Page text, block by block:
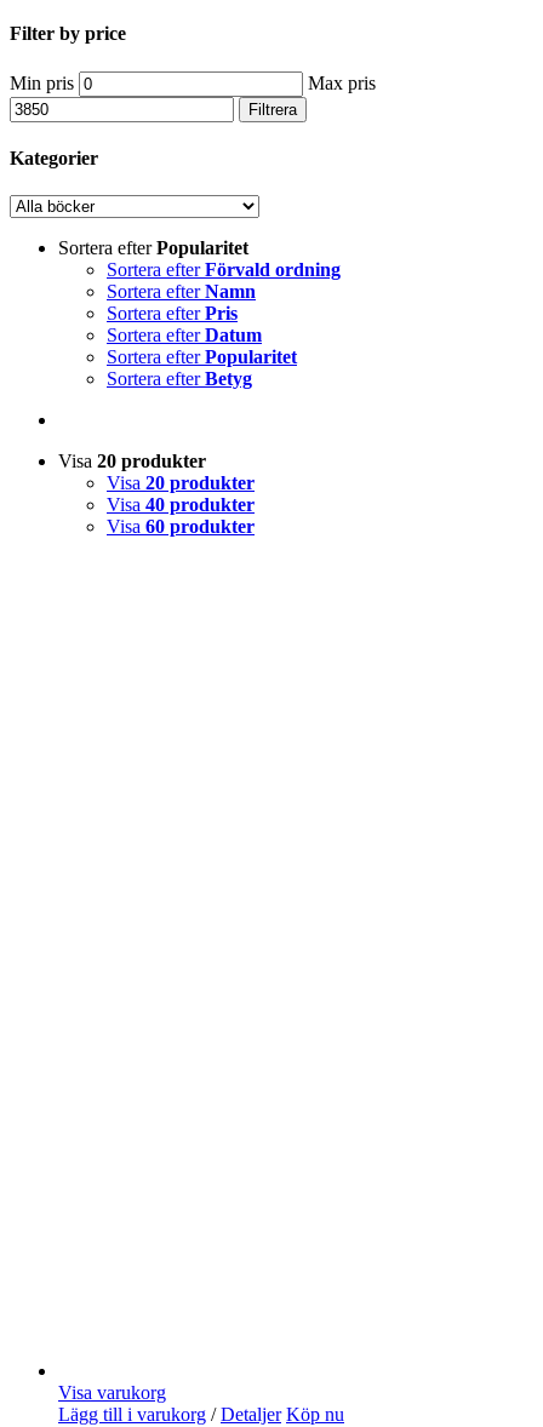
Filter by price
Min pris Max pris
Filtrera
Kategorier
Sortera efterPopularitet
Sortera efterFörvald ordning
Sortera efterNamn
Sortera efterPris
Sortera efterDatum
Sortera efterPopularitet
Sortera efterBetyg
Visa 20 produkter
Visa 20 produkter
Visa 40 produkter
Visa 60 produkter
Visa varukorg
Lägg till i varukorg / Detaljer Köp nu